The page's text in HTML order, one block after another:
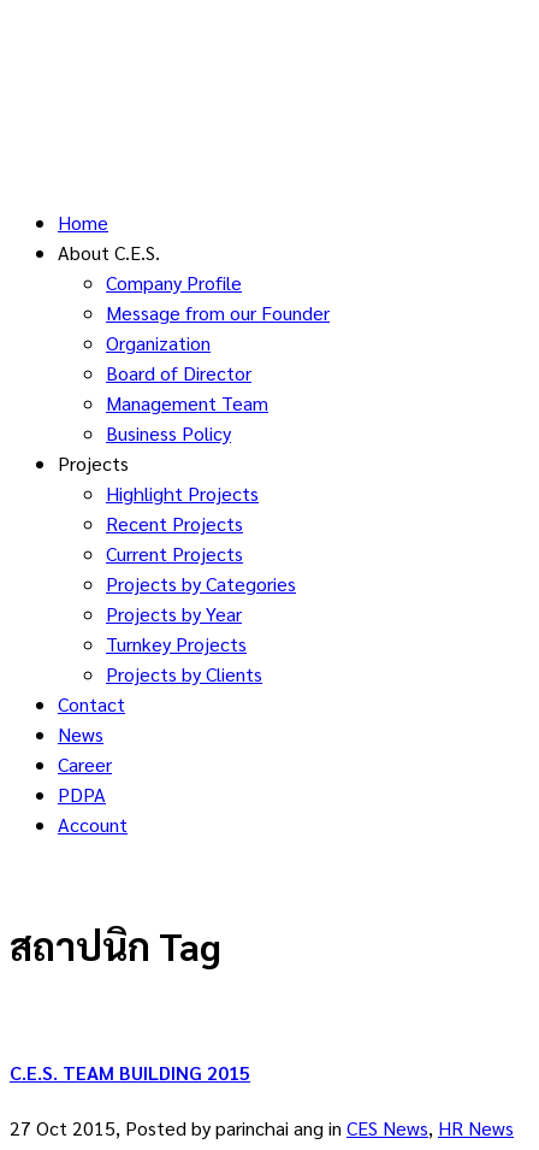
Home
About C.E.S.
Company Profile
Message from our Founder
Organization
Board of Director
Management Team
Business Policy
Projects
Highlight Projects
Recent Projects
Current Projects
Projects by Categories
Projects by Year
Turnkey Projects
Projects by Clients
Contact
News
Career
PDPA
Account
สถาปนิก Tag
C.E.S. TEAM BUILDING 2015
27 Oct 2015, Posted byparinchai ang in CES News, HR News